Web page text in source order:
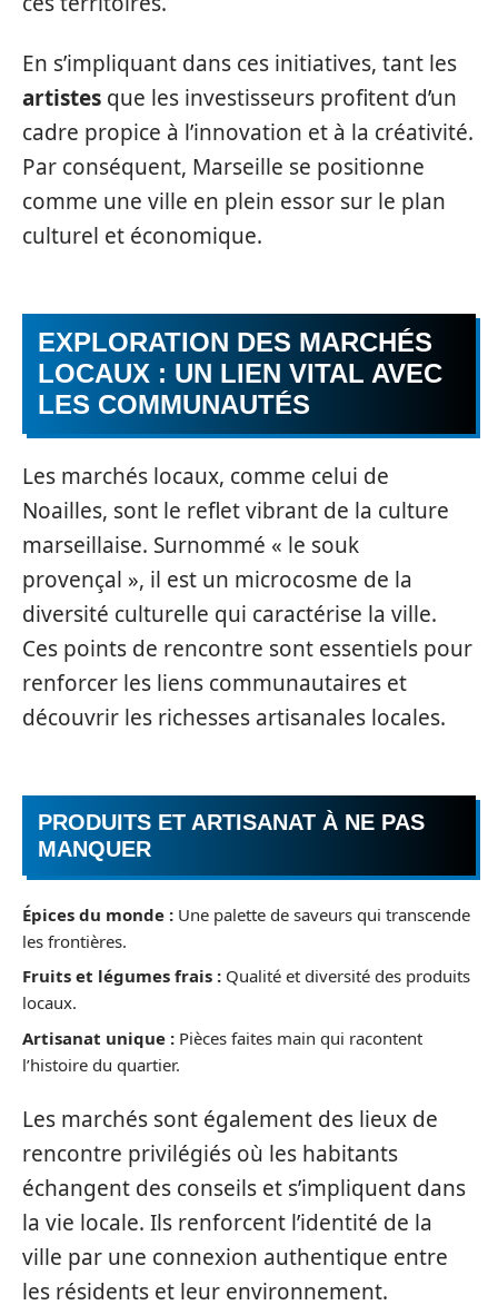
En s’impliquant dans ces initiatives, tant les
artistes que les investisseurs profitent d’un
cadre propice à l’innovation et à la créativité.
Par conséquent, Marseille se positionne
comme une ville en plein essor sur le plan
culturel et économique.
EXPLORATION DES MARCHÉS
LOCAUX : UN LIEN VITAL AVEC
LES COMMUNAUTÉS
Les marchés locaux, comme celui de
Noailles, sont le reflet vibrant de la culture
marseillaise. Surnommé « le souk
provençal », il est un microcosme de la
diversité culturelle qui caractérise la ville.
Ces points de rencontre sont essentiels pour
renforcer les liens communautaires et
découvrir les richesses artisanales locales.
PRODUITS ET ARTISANAT À NE PAS
MANQUER
Épices du monde : Une palette de saveurs qui transcende
les frontières.
Fruits et légumes frais : Qualité et diversité des produits
locaux.
Artisanat unique : Pièces faites main qui racontent
l’histoire du quartier.
Les marchés sont également des lieux de
rencontre privilégiés où les habitants
échangent des conseils et s’impliquent dans
la vie locale. Ils renforcent l’identité de la
ville par une connexion authentique entre
les résidents et leur environnement.